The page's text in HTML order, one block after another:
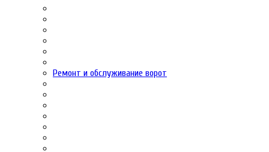
Ремонт и обслуживание ворот